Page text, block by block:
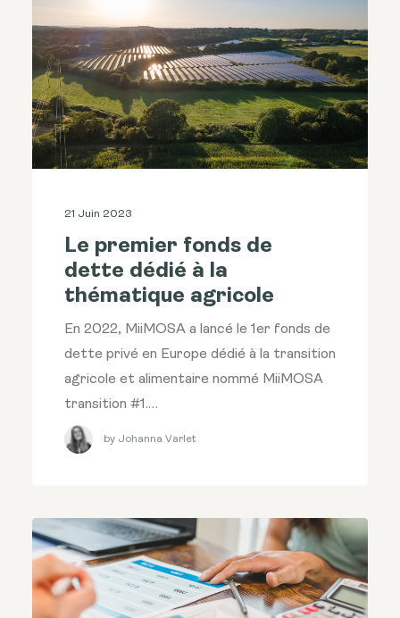
21 Juin 2023
Le premier fonds de
dette dédié à la
thématique agricole
En 2022, MiiMOSA a lancé le 1er fonds de
dette privé en Europe dédié à la transition
agricole et alimentaire nommé MiiMOSA
transition #1.…
by Johanna Varlet